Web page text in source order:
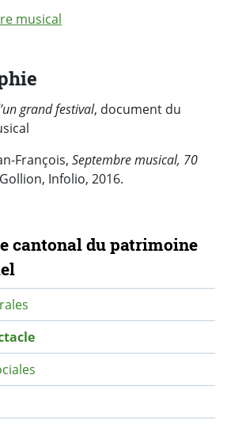
musical
grand festival, document du
François, Septembre musical, 70
Infolio, 2016.
secondaire
cantonal du patrimoine